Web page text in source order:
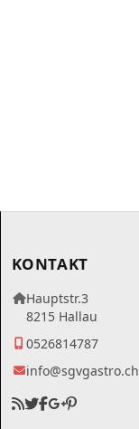
KONTAKT
Hauptstr.3
8215 Hallau
0526814787
info@sgvgastro.ch